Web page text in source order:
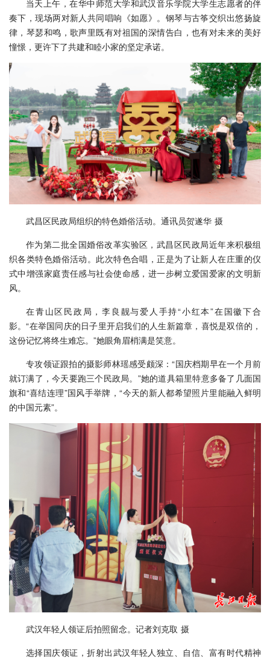
当天上午，在华中师范大学和武汉音乐学院大学生志愿者的伴
奏下，现场两对新人共同唱响《如愿》。钢琴与古筝交织出悠扬旋
律，琴瑟和鸣，歌声里既有对祖国的深情告白，也有对未来的美好
憧憬，更许下了共建和睦小家的坚定承诺。
武昌区民政局组织的特色婚俗活动。通讯员贺遂华 摄
作为第二批全国婚俗改革实验区，武昌区民政局近年来积极组
织各类特色婚俗活动。此次特色合唱，正是为了让新人在庄重的仪
式中增强家庭责任感与社会使命感，进一步树立爱国爱家的文明新
风。
在青山区民政局，李良靓与爱人手持“小红本”在国徽下合
影。“在举国同庆的日子里开启我们的人生新篇章，喜悦是双倍的，
这份记忆将终生难忘。”她眼角眉梢满是笑意。
专攻领证跟拍的摄影师林瑶感受颇深：“国庆档期早在一个月前
就订满了，今天要跑三个民政局。”她的道具箱里特意多备了几面国
旗和“喜结连理”国风手举牌，“今天的新人都希望照片里能融入鲜明
的中国元素”。
武汉年轻人领证后拍照留念。记者刘克取 摄
选择国庆领证，折射出武汉年轻人独立、自信、富有时代精神